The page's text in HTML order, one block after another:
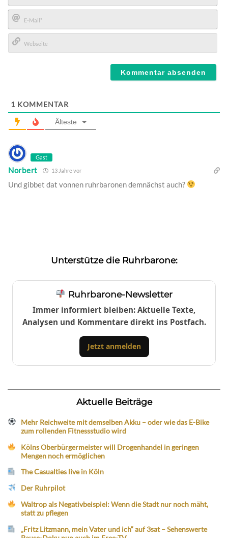
Name*
E-
Mail*
1 KOMMENTAR
Älteste
Gast
Norbert 13 Jahre vor
Und gibbet dat vonnen ruhrbaronen demnächst auch?
Unterstütze die Ruhrbarone:
Ruhrbarone-Newsletter
Immer informiert bleiben: Aktuelle Texte,
Analysen und Kommentare direkt ins Postfach.
Jetzt anmelden
Aktuelle Beiträge
Mehr Reichweite mit demselben Akku – oder wie das E-Bike
zum rollenden Fitnessstudio wird
Kölns Oberbürgermeister will Drogenhandel in geringen
Mengen noch ermöglichen
The Casualties live in Köln
Der Ruhrpilot
Waltrop als Negativbeispiel: Wenn die Stadt nur noch mäht,
statt zu pflegen
„Fritz Litzmann, mein Vater und ich“ auf 3sat – Sehenswerte